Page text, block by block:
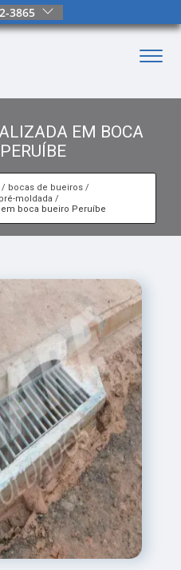
3865
EM BOCA
bocas de bueiros
moldada
boca bueiro Peruíbe